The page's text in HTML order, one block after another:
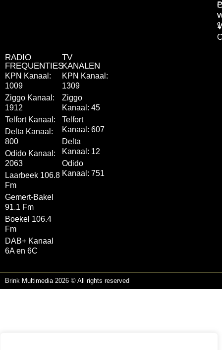
RADIO
FREQUENTIES
KPN Kanaal:
1009
Ziggo Kanaal:
1912
Telfort Kanaal:
Delta Kanaal:
800
Odido Kanaal:
2063
Laarbeek 106.8
Fm
Gemert-Bakel
91.1 Fm
Boekel 106.4
Fm
DAB+ Kanaal
6A en 6C
TV
KANALEN
KPN Kanaal:
1309
Ziggo
Kanaal: 45
Telfort
Kanaal: 607
Delta
Kanaal: 12
Odido
Kanaal: 751
Brink Multimedia 2026 © All rights reserved